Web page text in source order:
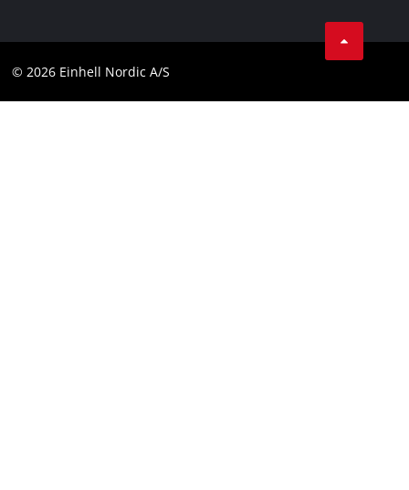
Compliance
Linkedin
© 2026 Einhell Nordic A/S